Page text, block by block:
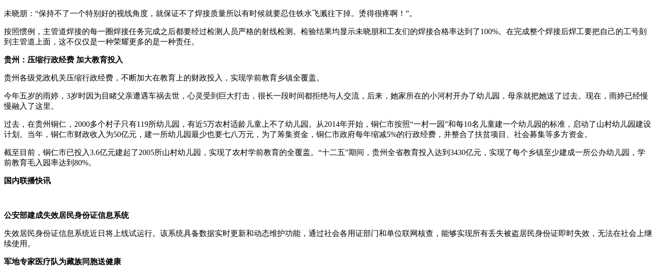
未晓朋：“保持不了一个特别好的视线角度，就保证不了焊接质量所以有时候就要忍住铁水飞溅往下掉。烫得很疼啊！”。
按照惯例，主管道焊接的每一圈焊接任务完成之后都要经过检测人员严格的射线检测。检验结果均显示未晓朋和工友们的焊接合格率达到了100%。在完成整个焊接后焊工要把自己的工号刻
到主管道上面，这不仅仅是一种荣耀更多的是一种责任。
贵州：压缩行政经费 加大教育投入
贵州各级党政机关压缩行政经费，不断加大在教育上的财政投入，实现学前教育乡镇全覆盖。
今年五岁的雨婷，3岁时因为目睹父亲遭遇车祸去世，心灵受到巨大打击，很长一段时间都拒绝与人交流，后来，她家所在的小河村开办了幼儿园，母亲就把她送了过去。现在，雨婷已经慢
慢融入了这里。
过去，在贵州铜仁，2000多个村子只有119所幼儿园，有近5万农村适龄儿童上不了幼儿园。从2014年开始，铜仁市按照“一村一园”和每10名儿童建一个幼儿园的标准，启动了山村幼儿园建设
计划。当年，铜仁市财政收入为50亿元，建一所幼儿园最少也要七八万元，为了筹集资金，铜仁市政府每年缩减5%的行政经费，并整合了扶贫项目、社会募集等多方资金。
截至目前，铜仁市已投入3.6亿元建起了2005所山村幼儿园，实现了农村学前教育的全覆盖。“十二五”期间，贵州全省教育投入达到3430亿元，实现了每个乡镇至少建成一所公办幼儿园，学
前教育毛入园率达到80%。
国内联播快讯
公安部建成失效居民身份证信息系统
失效居民身份证信息系统近日将上线试运行。该系统具备数据实时更新和动态维护功能，通过社会各用证部门和单位联网核查，能够实现所有丢失被盗居民身份证即时失效，无法在社会上继
续使用。
军地专家医疗队为藏族同胞送健康